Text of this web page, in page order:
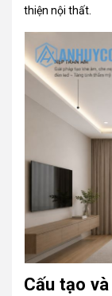
thiện nội thất.
Cấu tạo